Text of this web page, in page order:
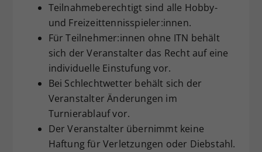
Teilnahmeberechtigt sind alle Hobby-
und Freizeittennisspieler:innen.
Für Teilnehmer:innen ohne ITN behält
sich der Veranstalter das Recht auf eine
individuelle Einstufung vor.
Bei Schlechtwetter behält sich der
Veranstalter Änderungen im
Turnierablauf vor.
Der Veranstalter übernimmt keine
Haftung für Verletzungen oder Diebstahl.